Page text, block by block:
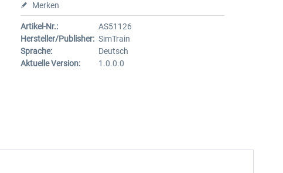
Merken
Artikel-Nr.:
AS51126
Hersteller/Publisher: SimTrain
Sprache:
Deutsch
Aktuelle Version:
1.0.0.0